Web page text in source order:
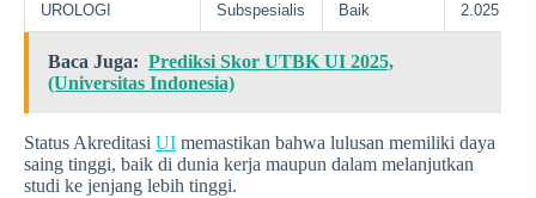
UROLOGI Subspesialis Baik 2.025
Baca Juga: Prediksi Skor UTBK UI 2025,
(Universitas Indonesia)
Status Akreditasi UI memastikan bahwa lulusan memiliki daya
saing tinggi, baik di dunia kerja maupun dalam melanjutkan
studi ke jenjang lebih tinggi.